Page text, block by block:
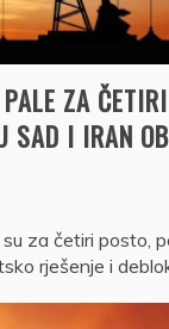
ZA
SAD I IRAN
za četiri posto,
rješenje i